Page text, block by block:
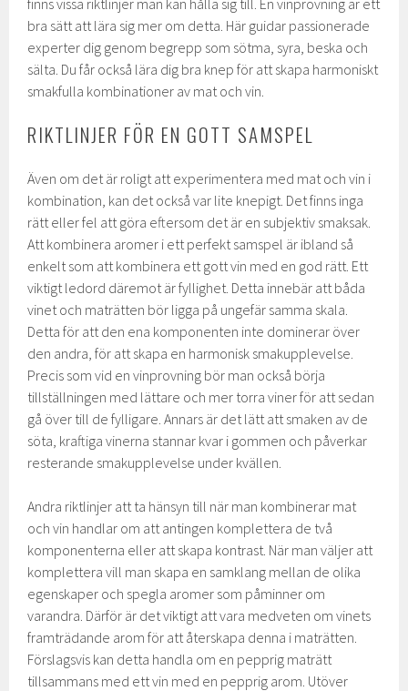
finns vissa riktlinjer man kan hålla sig till. En vinprovning är ett
bra sätt att lära sig mer om detta. Här guidar passionerade
experter dig genom begrepp som sötma, syra, beska och
sälta. Du får också lära dig bra knep för att skapa harmoniskt
smakfulla kombinationer av mat och vin.
RIKTLINJER FÖR EN GOTT SAMSPEL
Även om det är roligt att experimentera med mat och vin i
kombination, kan det också var lite knepigt. Det finns inga
rätt eller fel att göra eftersom det är en subjektiv smaksak.
Att kombinera aromer i ett perfekt samspel är ibland så
enkelt som att kombinera ett gott vin med en god rätt. Ett
viktigt ledord däremot är fyllighet. Detta innebär att båda
vinet och maträtten bör ligga på ungefär samma skala.
Detta för att den ena komponenten inte dominerar över
den andra, för att skapa en harmonisk smakupplevelse.
Precis som vid en vinprovning bör man också börja
tillställningen med lättare och mer torra viner för att sedan
gå över till de fylligare. Annars är det lätt att smaken av de
söta, kraftiga vinerna stannar kvar i gommen och påverkar
resterande smakupplevelse under kvällen.
Andra riktlinjer att ta hänsyn till när man kombinerar mat
och vin handlar om att antingen komplettera de två
komponenterna eller att skapa kontrast. När man väljer att
komplettera vill man skapa en samklang mellan de olika
egenskaper och spegla aromer som påminner om
varandra. Därför är det viktigt att vara medveten om vinets
framträdande arom för att återskapa denna i maträtten.
Förslagsvis kan detta handla om en pepprig maträtt
tillsammans med ett vin med en pepprig arom. Utöver